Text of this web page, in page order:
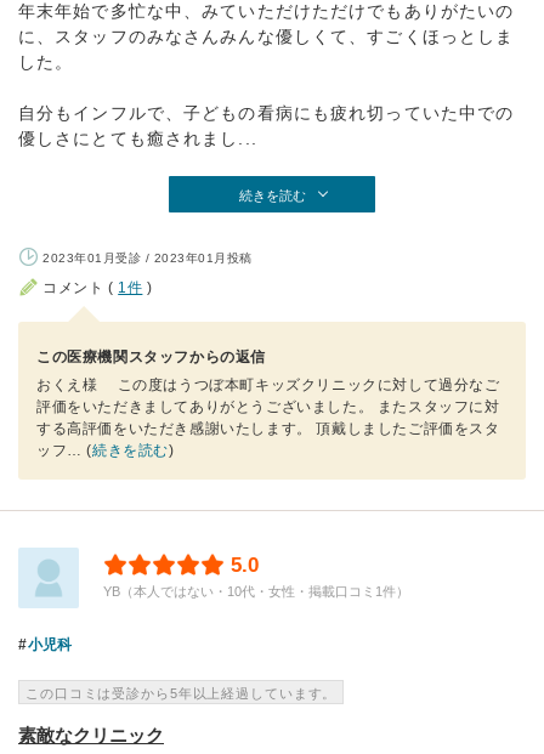
年末年始で多忙な中、みていただけただけでもありがたいの
に、スタッフのみなさんみんな優しくて、すごくほっとしま
した。
自分もインフルで、子どもの看病にも疲れ切っていた中での
優しさにとても癒されまし...
続きを読む
2023年01月受診 / 2023年01月投稿
コメント ( 1件 )
この医療機関スタッフからの返信
おくえ様 この度はうつぼ本町キッズクリニックに対して過分なご
評価をいただきましてありがとうございました。 またスタッフに対
する高評価をいただき感謝いたします。 頂戴しましたご評価をスタ
ッフ… (続きを読む)
5.0
YB（本人ではない・10代・女性・掲載口コミ1件）
小児科
この口コミは受診から5年以上経過しています。
素敵なクリニック